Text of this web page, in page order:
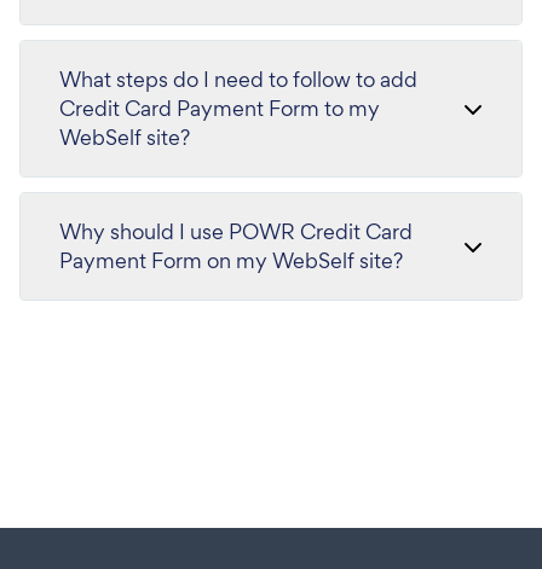
What steps do I need to follow to add
Credit Card Payment Form to my
WebSelf site?
Why should I use POWR Credit Card
Payment Form on my WebSelf site?